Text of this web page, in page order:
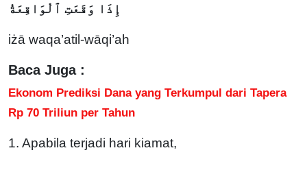
إِذَا وَقَعَتِ ٱلْوَاقِعَةُ
iżā waqa’atil-wāqi’ah
Baca Juga :
Ekonom Prediksi Dana yang Terkumpul dari Tapera
Rp 70 Triliun per Tahun
1. Apabila terjadi hari kiamat,